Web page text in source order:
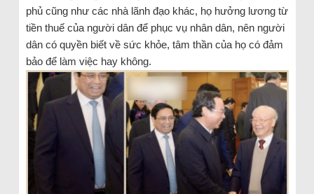
phủ cũng như các nhà lãnh đạo khác, họ hưởng lương từ
tiền thuế của người dân để phục vụ nhân dân, nên người
dân có quyền biết về sức khỏe, tâm thần của họ có đảm
bảo để làm việc hay không.